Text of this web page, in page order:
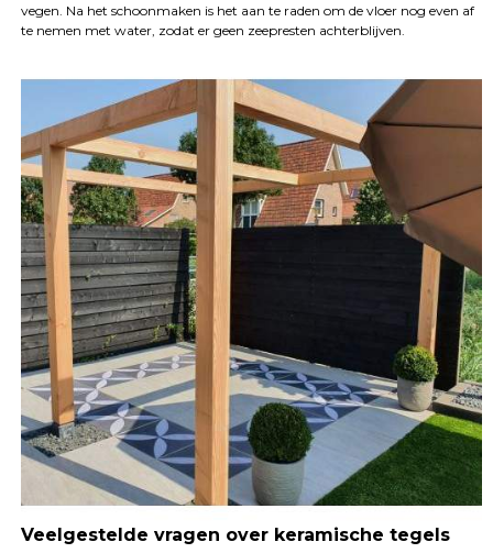
vegen. Na het schoonmaken is het aan te raden om de vloer nog even af
te nemen met water, zodat er geen zeepresten achterblijven.
Veelgestelde vragen over keramische tegels